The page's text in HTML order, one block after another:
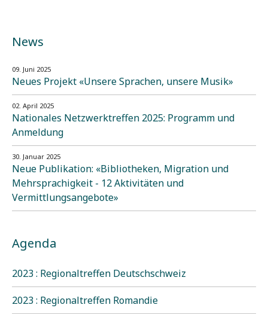
News
09. Juni 2025
Neues Projekt «Unsere Sprachen, unsere Musik»
02. April 2025
Nationales Netzwerktreffen 2025: Programm und
Anmeldung
30. Januar 2025
Neue Publikation: «Bibliotheken, Migration und
Mehrsprachigkeit - 12 Aktivitäten und
Vermittlungsangebote»
Agenda
2023 : Regionaltreffen Deutschschweiz
2023 : Regionaltreffen Romandie